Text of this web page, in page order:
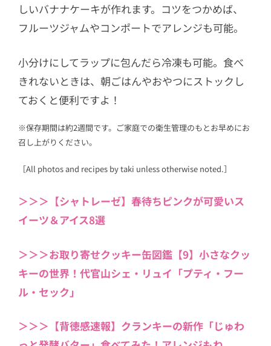
しいバナナケーキが作れます。コツをつかめば、
フルーツジャムやコンポートでアレンジも可能。
小分けにしてラップに包んだら冷凍も可能。食べ
きれないときは、朝ごはんやおやつにストックし
ておくと便利ですよ！
※保存期間は約2週間です。ご家庭での衛生管理のもとお早めにお
召し上がりください。
［All photos and recipes by taki unless otherwise noted.］
＞＞＞【シャトレーゼ】春待ちピンクが可愛いス
イーツ＆アイス8選
＞＞＞お取り寄せクッキー缶図鑑【9】小さなクッ
キーの世界！代官山シェ・リュイ「プティ・フー
ル・セック」
＞＞＞【背徳感速報】クランキーの新作「じゅわ